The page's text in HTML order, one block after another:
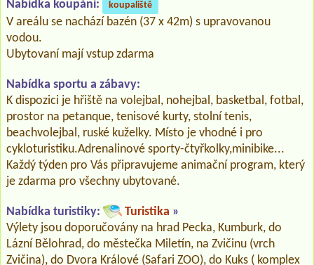
Nabídka koupání: koupaliště
V areálu se nachází bazén (37 x 42m) s upravovanou
vodou.
Ubytovaní mají vstup zdarma
Nabídka sportu a zábavy:
K dispozici je hřiště na volejbal, nohejbal, basketbal, fotbal,
prostor na petanque, tenisové kurty, stolní tenis,
beachvolejbal, ruské kuželky. Místo je vhodné i pro
cykloturistiku.Adrenalinové sporty-čtyřkolky,minibike...
Každý týden pro Vás připravujeme animační program, který
je zdarma pro všechny ubytované.
Nabídka turistiky: Turistika »
Výlety jsou doporučovány na hrad Pecka, Kumburk, do
Lázní Bělohrad, do městečka Miletín, na Zvičinu (vrch
Zvičina), do Dvora Králové (Safari ZOO), do Kuks ( komplex